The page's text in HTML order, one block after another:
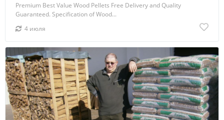
Premium Best Value Wood Pellets Free Delivery and Quality
Guaranteed. Specification of Wood...
4 июля